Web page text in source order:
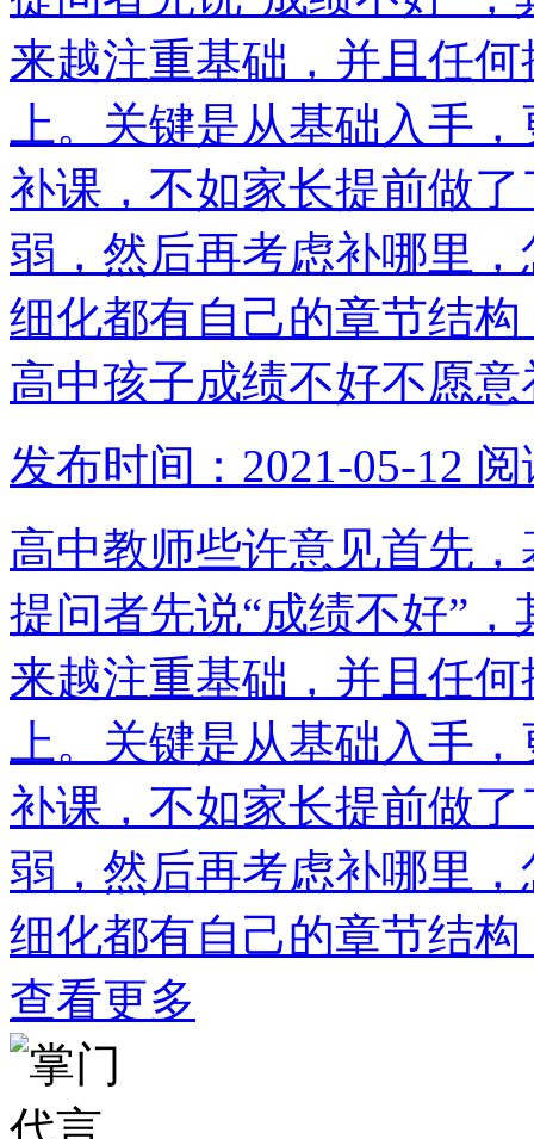
来越注重基础，并且任
上。关键是从基础入手
补课，不如家长提前做
弱，然后再考虑补哪里
细化都有自己的章节结
高中孩子成绩不好不愿
发布时间：2021-05-12 阅
高中教师些许意见首先
提问者先说“成绩不好”
来越注重基础，并且任
上。关键是从基础入手
补课，不如家长提前做
弱，然后再考虑补哪里
细化都有自己的章节结
查看更多